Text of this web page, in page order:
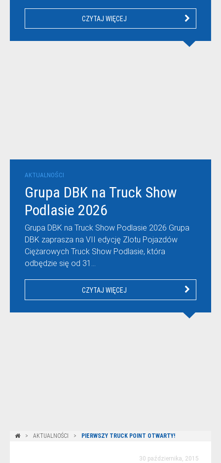
CZYTAJ WIĘCEJ
AKTUALNOŚCI
Grupa DBK na Truck Show
Podlasie 2026
Grupa DBK na Truck Show Podlasie 2026 Grupa
DBK zaprasza na VII edycję Zlotu Pojazdów
Ciężarowych Truck Show Podlasie, która
odbędzie się od 31…
CZYTAJ WIĘCEJ
AKTUALNOŚCI PIERWSZY TRUCK POINT OTWARTY!
30 października, 2015